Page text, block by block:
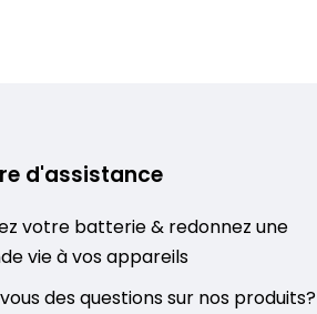
d'assistance
votre batterie & redonnez une
vie à vos appareils
des questions sur nos produits?